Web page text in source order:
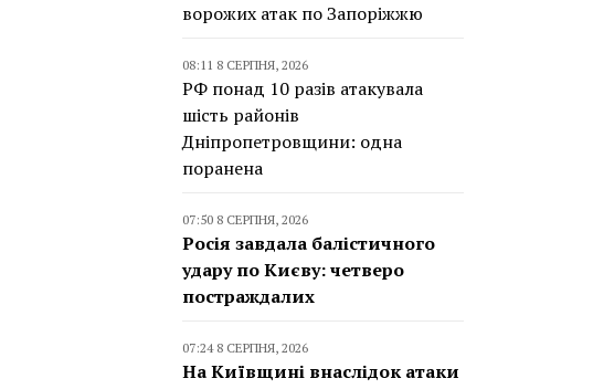
ворожих атак по Запоріжжю
08:11 8 СЕРПНЯ, 2026
РФ понад 10 разів атакувала
шість районів
Дніпропетровщини: одна
поранена
07:50 8 СЕРПНЯ, 2026
Росія завдала балістичного
удару по Києву: четверо
постраждалих
07:24 8 СЕРПНЯ, 2026
На Київщині внаслідок атаки